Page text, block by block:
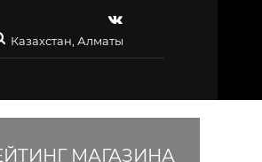
Казахстан, Алматы
МАГАЗИНА